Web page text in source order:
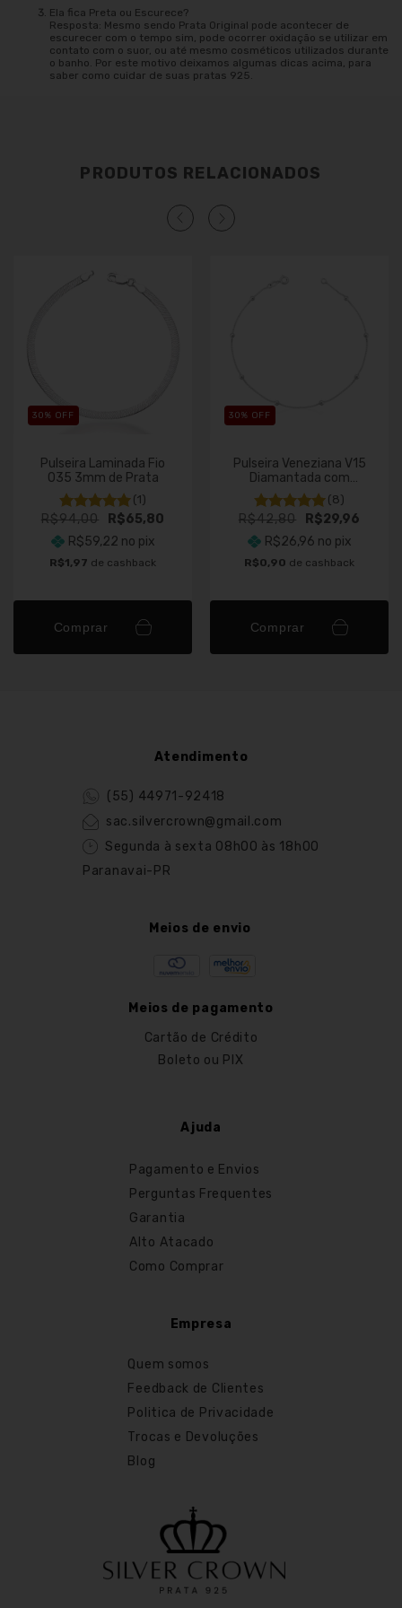
Ela fica Preta ou Escurece?
Resposta: Mesmo sendo Prata Original pode acontecer de
escurecer com o tempo sim, pode ocorrer oxidação se utilizar em
contato com o suor, ou até mesmo cosméticos utilizados durante
o banho. Por este motivo deixamos algumas dicas acima, para
saber como cuidar de suas pratas 925.
PRODUTOS RELACIONADOS
30% OFF
Pulseira Laminada Fio
035 3mm de Prata
(1)
R$94,00
R$65,80
R$59,22 no pix
R$1,97 de cashback
Comprar
30% OFF
Pulseira Veneziana V15
Diamantada com
Bolinha de Prata
(8)
R$42,80
R$29,96
R$26,96 no pix
R$0,90 de cashback
Comprar
Atendimento
(55) 44971-92418
sac.silvercrown@gmail.com
Segunda à sexta 08h00 às 18h00
Paranavai-PR
Meios de envio
Meios de pagamento
Cartão de Crédito
Boleto ou PIX
Ajuda
Pagamento e Envios
Perguntas Frequentes
Garantia
Alto Atacado
Como Comprar
Empresa
Quem somos
Feedback de Clientes
Politica de Privacidade
Trocas e Devoluções
Blog